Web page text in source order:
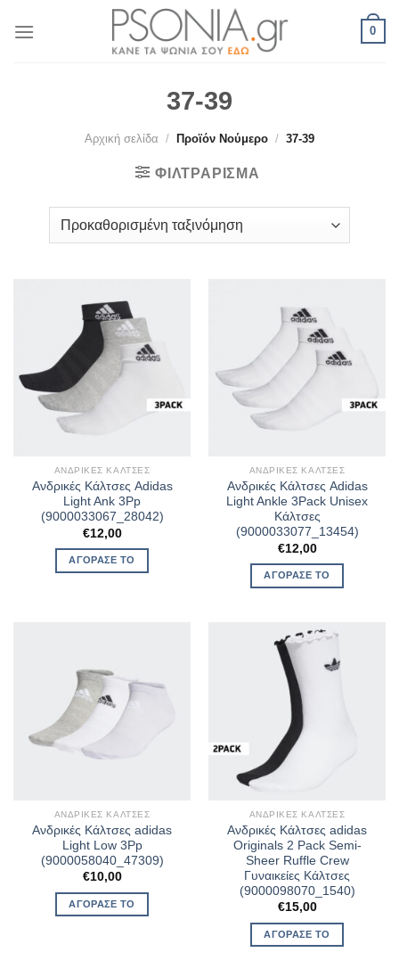
0
37-39
Αρχική σελίδα / Προϊόν Νούμερο / 37-39
ΦΙΛΤΡΆΡΙΣΜΑ
ΑΝΔΡΙΚΈΣ ΚΆΛΤΣΕΣ
Ανδρικές Κάλτσες Adidas
Light Ank 3Pp
(9000033067_28042)
€12,00
ΑΓΌΡΑΣΈ ΤΟ
ΑΝΔΡΙΚΈΣ ΚΆΛΤΣΕΣ
Ανδρικές Κάλτσες Adidas
Light Ankle 3Pack Unisex
Κάλτσες
(9000033077_13454)
€12,00
ΑΓΌΡΑΣΈ ΤΟ
ΑΝΔΡΙΚΈΣ ΚΆΛΤΣΕΣ
Ανδρικές Κάλτσες adidas
Light Low 3Pp
(9000058040_47309)
€10,00
ΑΓΌΡΑΣΈ ΤΟ
ΑΝΔΡΙΚΈΣ ΚΆΛΤΣΕΣ
Ανδρικές Κάλτσες adidas
Originals 2 Pack Semi-
Sheer Ruffle Crew
Γυναικείες Κάλτσες
(9000098070_1540)
€15,00
ΑΓΌΡΑΣΈ ΤΟ